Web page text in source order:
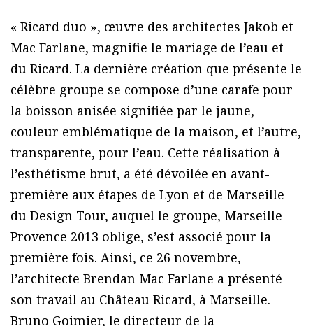
« Ricard duo », œuvre des architectes Jakob et
Mac Farlane, magnifie le mariage de l’eau et
du Ricard. La dernière création que présente le
célèbre groupe se compose d’une carafe pour
la boisson anisée signifiée par le jaune,
couleur emblématique de la maison, et l’autre,
transparente, pour l’eau. Cette réalisation à
l’esthétisme brut, a été dévoilée en avant-
première aux étapes de Lyon et de Marseille
du Design Tour, auquel le groupe, Marseille
Provence 2013 oblige, s’est associé pour la
première fois. Ainsi, ce 26 novembre,
l’architecte Brendan Mac Farlane a présenté
son travail au Château Ricard, à Marseille.
Bruno Goimier, le directeur de la